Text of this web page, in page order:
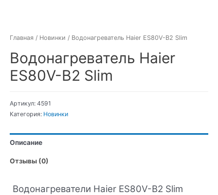
Главная / Новинки / Водонагреватель Haier ES80V-B2 Slim
Водонагреватель Haier
ES80V-B2 Slim
Артикул: 4591
Категория: Новинки
Описание
Отзывы (0)
Водонагреватели Haier ES80V-B2 Slim